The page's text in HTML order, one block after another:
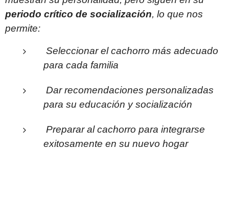
periodo crítico de socialización, lo que nos
permite:
Seleccionar el cachorro más adecuado
para cada familia
Dar recomendaciones personalizadas
para su educación y socialización
Preparar al cachorro para integrarse
exitosamente en su nuevo hogar